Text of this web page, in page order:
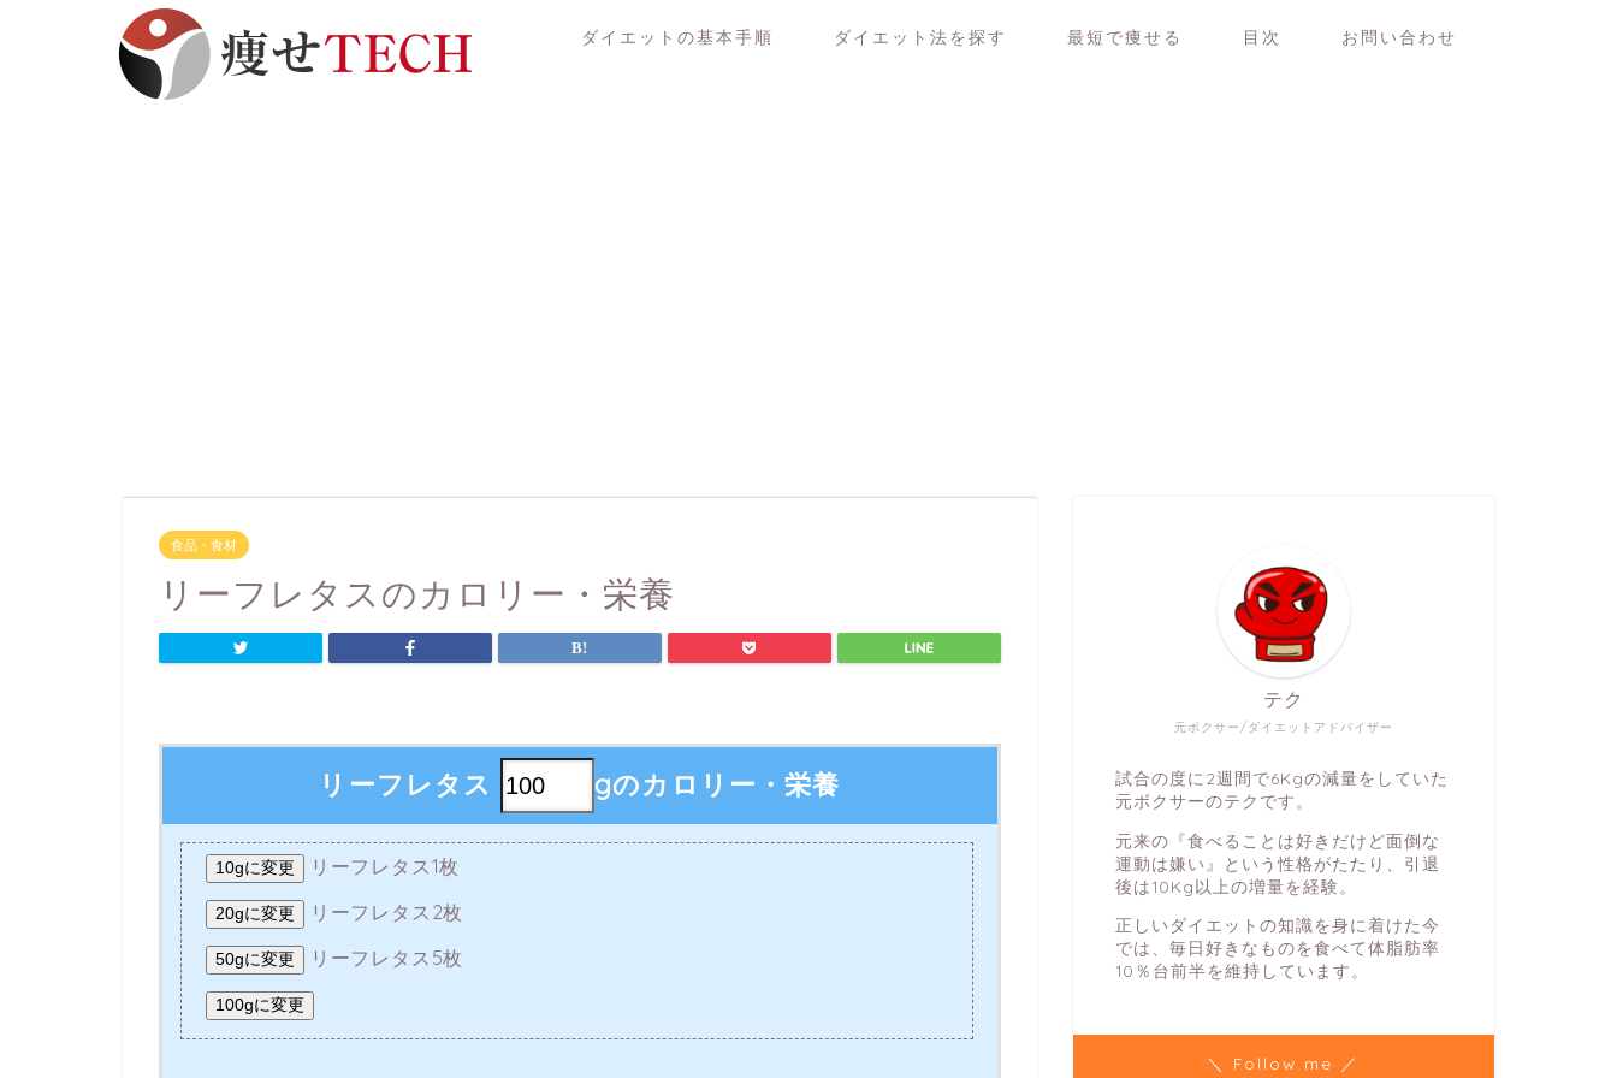
ダイエットの基本手順 ダイエット法を探す 最短で痩せる 目次 お問い合わせ
食品・食材
リーフレタスのカロリー・栄養
リーフレタス gのカロリー・栄養
10gに変更 リーフレタス1枚
20gに変更 リーフレタス2枚
50gに変更 リーフレタス5枚
100gに変更
元ボクサー/ダイエットアドバイザー
テク
試合の度に2週間で6Kgの減量をしていた
元ボクサーのテクです。
元来の『食べることは好きだけど面倒な
運動は嫌い』という性格がたたり、引退
後は10Kg以上の増量を経験。
正しいダイエットの知識を身に着けた今
では、毎日好きなものを食べて体脂肪率
10％台前半を維持しています。
＼ Follow me ／